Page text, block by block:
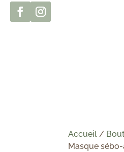
Accueil /
Masque